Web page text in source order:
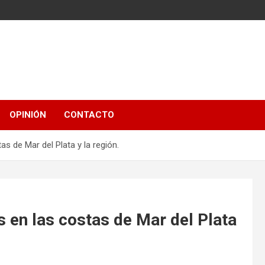
OPINIÓN CONTACTO
de Mar del Plata y la región.
en las costas de Mar del Plata